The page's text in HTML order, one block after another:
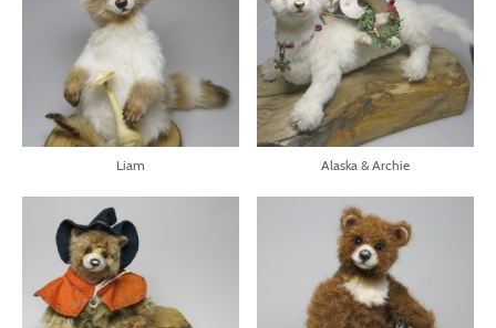
Liam Alaska & Archie